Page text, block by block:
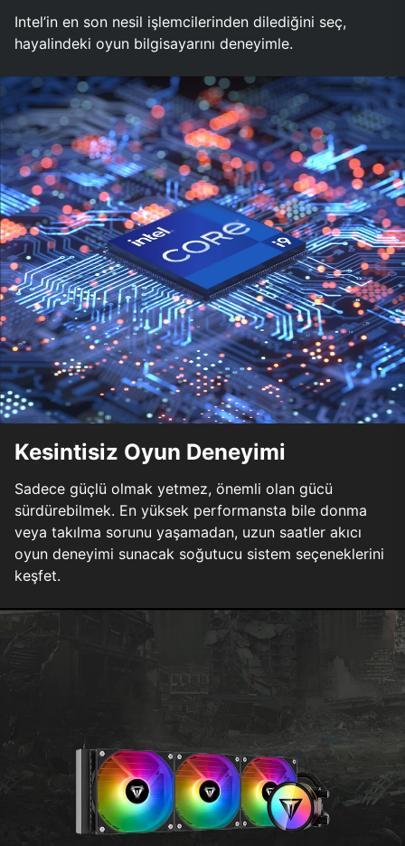
Intel’in en son nesil işlemcilerinden dilediğini seç,
hayalindeki oyun bilgisayarını deneyimle.
Kesintisiz Oyun Deneyimi
Sadece güçlü olmak yetmez, önemli olan gücü
sürdürebilmek. En yüksek performansta bile donma
veya takılma sorunu yaşamadan, uzun saatler akıcı
oyun deneyimi sunacak soğutucu sistem seçeneklerini
keşfet.